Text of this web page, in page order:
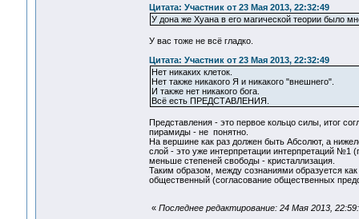
Цитата: Участник от 23 Мая 2013, 22:32:49
У дона же Хуана в его магической теории было
У вас тоже не всё гладко.
Цитата: Участник от 23 Мая 2013, 22:32:49
Нет никаких клеток.
Нет также никакого Я и никакого "внешнего".
И также нет никакого бога.
Всё есть ПРЕДСТАВЛЕНИЯ.
Представления - это первое кольцо силы, итог
пирамиды - не понятно.
На вершине как раз должен быть Абсолют, а
слой - это уже интерпретации интерпретаций №1
меньше степеней свободы - кристаллизация.
Таким образом, между сознаниями образуется
общественный (согласование общественных
« Последнее редактирование: 24 Мая 2013,